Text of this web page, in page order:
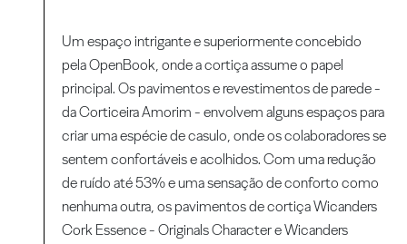
Um espaço intrigante e superiormente concebido
pela OpenBook, onde a cortiça assume o papel
principal. Os pavimentos e revestimentos de parede -
da Corticeira Amorim - envolvem alguns espaços para
criar uma espécie de casulo, onde os colaboradores se
sentem confortáveis e acolhidos. Com uma redução
de ruído até 53% e uma sensação de conforto como
nenhuma outra, os pavimentos de cortiça Wicanders
Cork Essence - Originals Character e Wicanders